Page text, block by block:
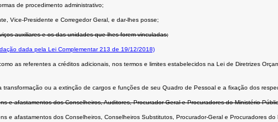
de procedimento administrativo;
Vice-Presidente e Corregedor Geral, e dar-lhes posse;
auxiliares e os das unidades que lhes forem vinculadas;
dada pela Lei Complementar 213 de 19/12/2018)
as referentes a créditos adicionais, nos termos e limites estabelecidos na Lei de Diretrizes
transformação ou a extinção de cargos e funções de seu Quadro de Pessoal e a fixação dos
e afastamentos dos Conselheiros, Auditores, Procurador-Geral e Procuradores do Ministério
e afastamentos dos Conselheiros, Conselheiros Substitutos, Procurador-Geral e Procuradores